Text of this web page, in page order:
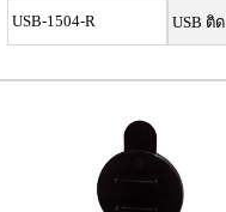
USB-1504-R USB ติ